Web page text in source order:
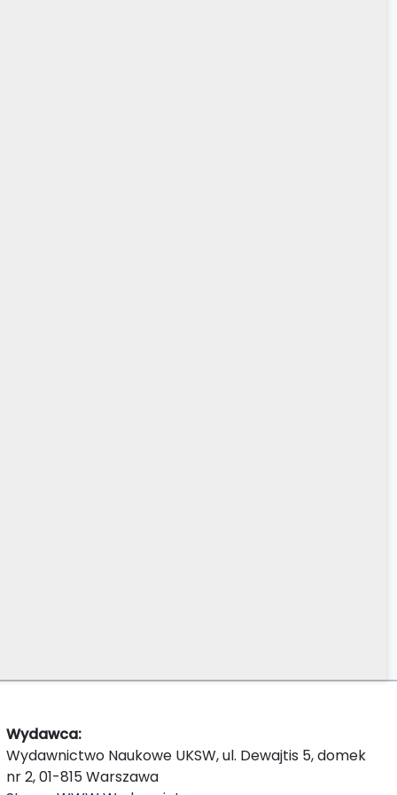
Wydawca:
Wydawnictwo Naukowe UKSW, ul. Dewajtis 5, domek
nr 2, 01-815 Warszawa